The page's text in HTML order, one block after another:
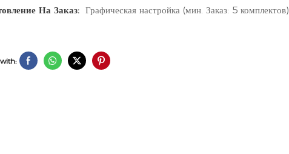
На Заказ: Графическая настройка (мин. Заказ: 5 комплектов)